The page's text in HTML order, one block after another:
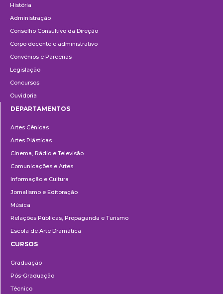
História
Administração
Conselho Consultivo da Direção
Corpo docente e administrativo
Convênios e Parcerias
Legislação
Concursos
Ouvidoria
DEPARTAMENTOS
Artes Cênicas
Artes Plásticas
Cinema, Rádio e Televisão
Comunicações e Artes
Informação e Cultura
Jornalismo e Editoração
Música
Relações Públicas, Propaganda e Turismo
Escola de Arte Dramática
CURSOS
Graduação
Pós-Graduação
Técnico